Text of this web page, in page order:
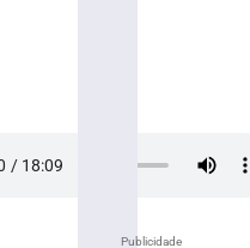
Publicidade